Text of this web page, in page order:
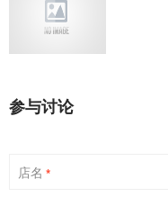
参与讨论
店名 *